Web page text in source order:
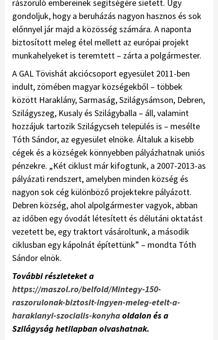
rászoruló embereinek segítségére sietett. Úgy
gondoljuk, hogy a beruházás nagyon hasznos és sok
előnnyel jár majd a közösség számára. A naponta
biztosított meleg étel mellett az európai projekt
munkahelyeket is teremtett – zárta a polgármester.
A GAL Tövishát akciócsoport egyesület 2011-ben
indult, zömében magyar községekből – többek
között Haraklány, Sarmaság, Szilágysámson, Debren,
Szilágyszeg, Kusaly és Szilágyballa – áll, valamint
hozzájuk tartozik Szilágycseh település is – mesélte
Tóth Sándor, az egyesület elnöke. Általuk a kisebb
cégek és a községek könnyebben pályázhatnak uniós
pénzekre. „Két ciklust már kifogtunk, a 2007-2013-as
pályázati rendszert, amelyben minden község és
nagyon sok cég különböző projektekre pályázott.
Debren község, ahol alpolgármester vagyok, abban
az időben egy óvodát létesített és délutáni oktatást
vezetett be, egy traktort vásároltunk, a második
ciklusban egy kápolnát építettünk” – mondta Tóth
Sándor elnök.
További részleteket a
https://maszol.ro/belfold/Mintegy-150-
raszorulonak-biztosit-ingyen-meleg-etelt-a-
haraklanyi-szocialis-konyhaoldalon és a
Szilágyság hetilapban olvashatnak.